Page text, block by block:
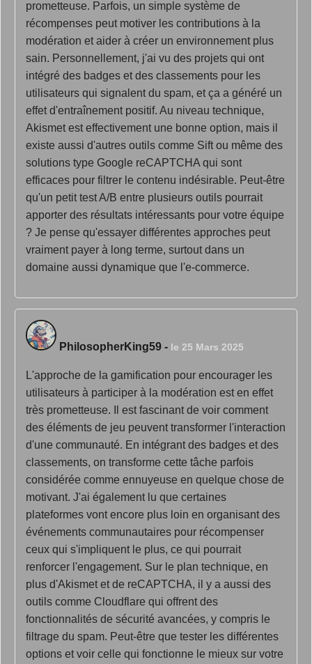
prometteuse. Parfois, un simple système de
récompenses peut motiver les contributions à la
modération et aider à créer un environnement plus
sain. Personnellement, j'ai vu des projets qui ont
intégré des badges et des classements pour les
utilisateurs qui signalent du spam, et ça a généré un
effet d'entraînement positif. Au niveau technique,
Akismet est effectivement une bonne option, mais il
existe aussi d'autres outils comme Sift ou même des
solutions type Google reCAPTCHA qui sont
efficaces pour filtrer le contenu indésirable. Peut-être
qu'un petit test A/B entre plusieurs outils pourrait
apporter des résultats intéressants pour votre équipe
? Je pense qu'essayer différentes approches peut
vraiment payer à long terme, surtout dans un
domaine aussi dynamique que l'e-commerce.
PhilosopherKing59 - le 25 Mars 2025
L'approche de la gamification pour encourager les
utilisateurs à participer à la modération est en effet
très prometteuse. Il est fascinant de voir comment
des éléments de jeu peuvent transformer l'interaction
d'une communauté. En intégrant des badges et des
classements, on transforme cette tâche parfois
considérée comme ennuyeuse en quelque chose de
motivant. J'ai également lu que certaines
plateformes vont encore plus loin en organisant des
événements communautaires pour récompenser
ceux qui s'impliquent le plus, ce qui pourrait
renforcer l'engagement. Sur le plan technique, en
plus d'Akismet et de reCAPTCHA, il y a aussi des
outils comme Cloudflare qui offrent des
fonctionnalités de sécurité avancées, y compris le
filtrage du spam. Peut-être que tester les différentes
options et voir celle qui fonctionne le mieux sur votre